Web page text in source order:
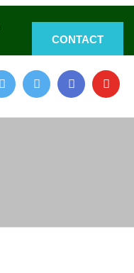
CONTACT